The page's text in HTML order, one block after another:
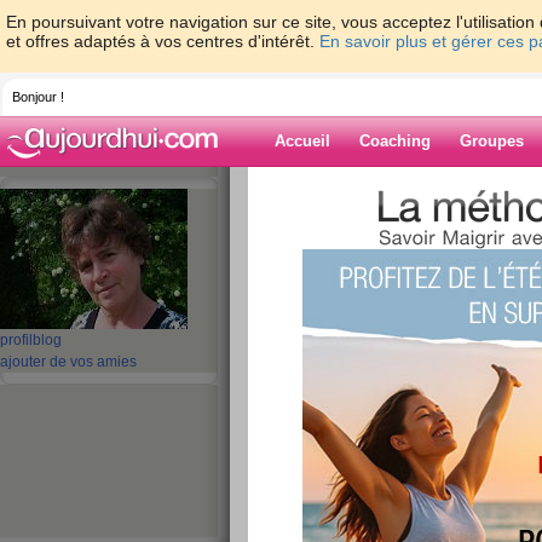
En poursuivant votre navigation sur ce site, vous acceptez
et offres adaptés à vos centres d'intérêt. En savoir plus et gérer ces
Bonjour !
Accueil Coaching Groupes
profil blog
ajouter de vos amies
> > un peu
Blog de
un peu de